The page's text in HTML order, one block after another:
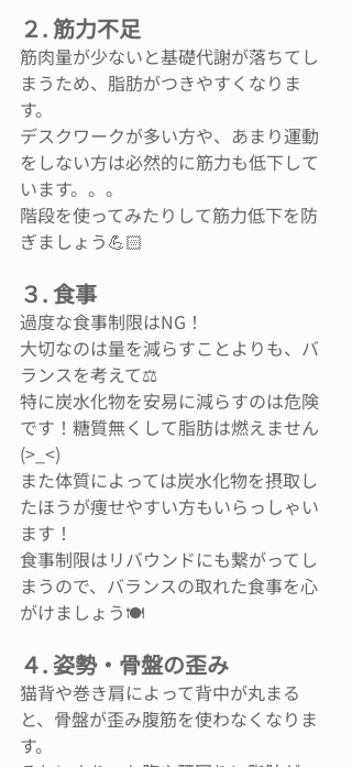
２. 筋力不足
筋肉量が少ないと基礎代謝が落ちてし
まうため、脂肪がつきやすくなりま
す。
デスクワークが多い方や、あまり運動
をしない方は必然的に筋力も低下して
います。。。
階段を使ってみたりして筋力低下を防
ぎましょう💪🏻
３. 食事
過度な食事制限はNG！
大切なのは量を減らすことよりも、バ
ランスを考えて⚖️
特に炭水化物を安易に減らすのは危険
です！糖質無くして脂肪は燃えません
(>_<)
また体質によっては炭水化物を摂取し
たほうが痩せやすい方もいらっしゃい
ます！
食事制限はリバウンドにも繋がってし
まうので、バランスの取れた食事を心
がけましょう🍽
４. 姿勢・骨盤の歪み
猫背や巻き肩によって背中が丸まる
と、骨盤が歪み腹筋を使わなくなりま
す。